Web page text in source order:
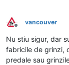
Deconectat
vancouver
Nu stiu sigur, dar
fabricile de grinzi,
predale sau